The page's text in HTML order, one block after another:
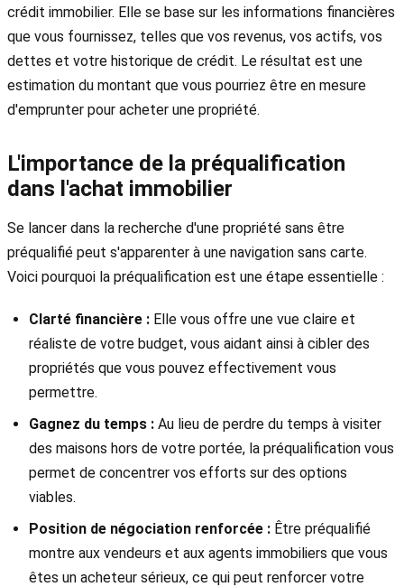
crédit immobilier. Elle se base sur les informations financières
que vous fournissez, telles que vos revenus, vos actifs, vos
dettes et votre historique de crédit. Le résultat est une
estimation du montant que vous pourriez être en mesure
d'emprunter pour acheter une propriété.
L'importance de la préqualification
dans l'achat immobilier
Se lancer dans la recherche d'une propriété sans être
préqualifié peut s'apparenter à une navigation sans carte.
Voici pourquoi la préqualification est une étape essentielle :
Clarté financière : Elle vous offre une vue claire et
réaliste de votre budget, vous aidant ainsi à cibler des
propriétés que vous pouvez effectivement vous
permettre.
Gagnez du temps : Au lieu de perdre du temps à visiter
des maisons hors de votre portée, la préqualification vous
permet de concentrer vos efforts sur des options
viables.
Position de négociation renforcée : Être préqualifié
montre aux vendeurs et aux agents immobiliers que vous
êtes un acheteur sérieux, ce qui peut renforcer votre